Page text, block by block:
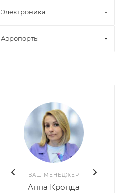
Электроника
Аэропорты
ВАШ МЕНЕДЖЕР
Анна Кронда